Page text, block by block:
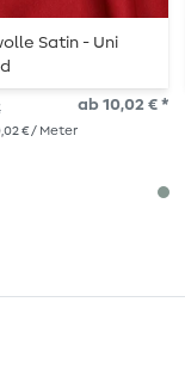
Satin - Uni
ab 10,02 € *
€ / Meter